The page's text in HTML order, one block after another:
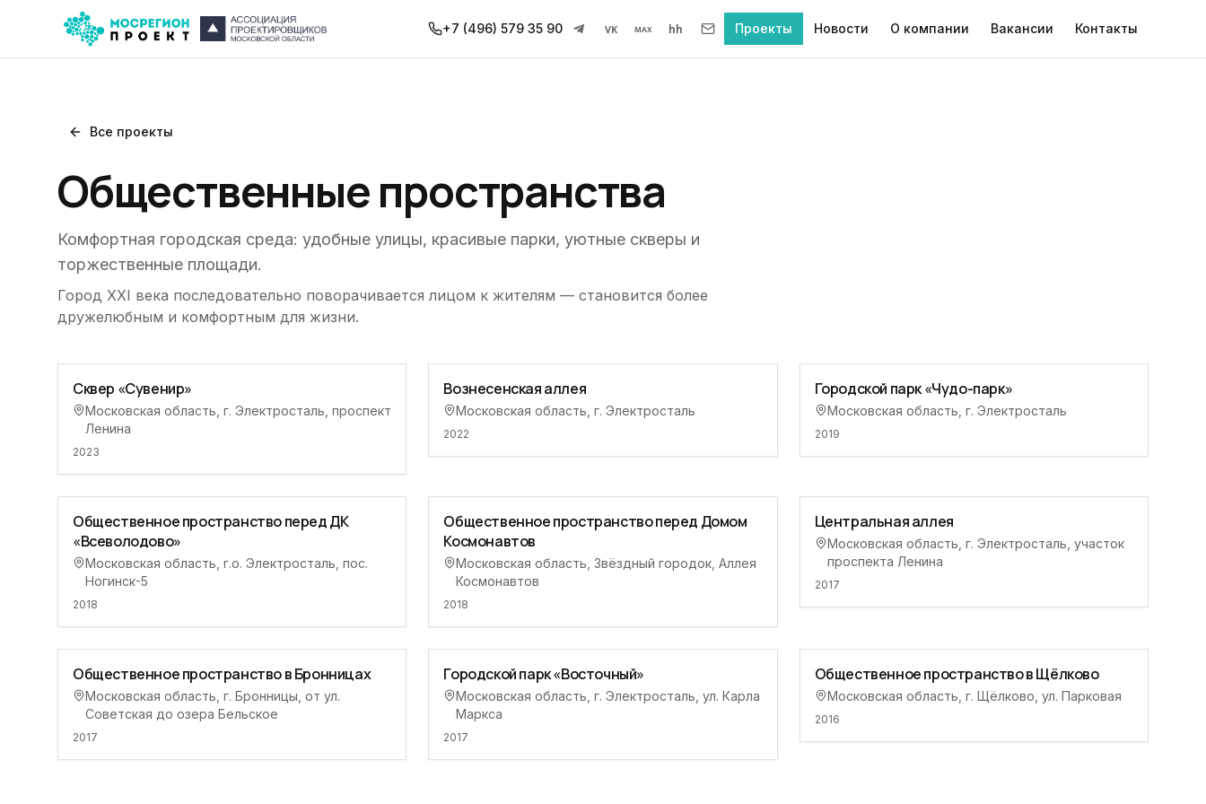
+7 (496) 579 35 90 VK MAX hh Проекты Новости О компании Вакансии Контакты
Все проекты
Общественные пространства
Комфортная городская среда: удобные улицы, красивые парки, уютные скверы и
торжественные площади.
Город XXI века последовательно поворачивается лицом к жителям — становится более
дружелюбным и комфортным для жизни.
Сквер «Сувенир»
Московская область, г. Электросталь, проспект
Ленина
2023
Вознесенская аллея
Московская область, г. Электросталь
2022
Городской парк «Чудо-парк»
Московская область, г. Электросталь
2019
Общественное пространство перед ДК
«Всеволодово»
Московская область, г.о. Электросталь, пос.
Ногинск-5
2018
Общественное пространство перед Домом
Космонавтов
Московская область, Звёздный городок, Аллея
Космонавтов
2018
Центральная аллея
Московская область, г. Электросталь, участок
проспекта Ленина
2017
Общественное пространство в Бронницах
Московская область, г. Бронницы, от ул.
Советская до озера Бельское
2017
Городской парк «Восточный»
Московская область, г. Электросталь, ул. Карла
Маркса
2017
Общественное пространство в Щёлково
Московская область, г. Щёлково, ул. Парковая
2016